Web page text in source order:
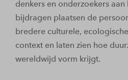
denkers en onderzoekers
bijdragen plaatsen de
bredere culturele,
context en laten zien hoe
wereldwijd vorm krijgt.